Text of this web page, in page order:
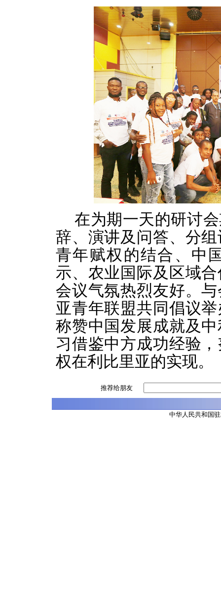
在为期一天的研讨
辞、演讲及问答、分
青年赋权的结合、中
示、农业国际及区域
会议气氛热烈友好。
亚青年联盟共同倡议
称赞中国发展成就及
习借鉴中方成功经验
权在利比里亚的实现。
推荐给朋友
中华人民共和国